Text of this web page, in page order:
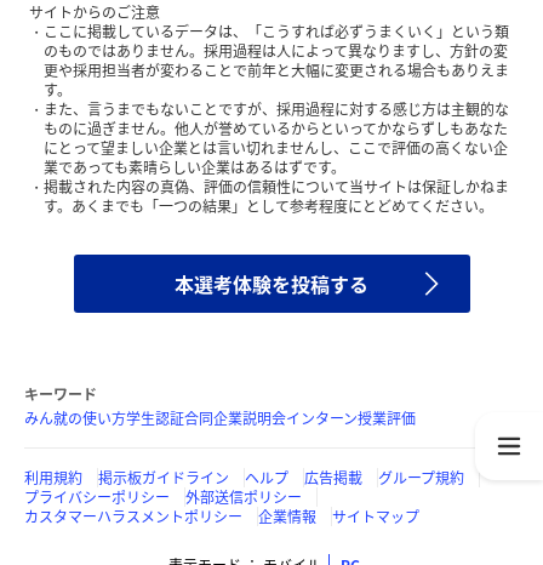
サイトからのご注意
ここに掲載しているデータは、「こうすれば必ずうまくいく」という類
のものではありません。採用過程は人によって異なりますし、方針の変
更や採用担当者が変わることで前年と大幅に変更される場合もありえま
す。
また、言うまでもないことですが、採用過程に対する感じ方は主観的な
ものに過ぎません。他人が誉めているからといってかならずしもあなた
にとって望ましい企業とは言い切れませんし、ここで評価の高くない企
業であっても素晴らしい企業はあるはずです。
掲載された内容の真偽、評価の信頼性について当サイトは保証しかねま
す。あくまでも「一つの結果」として参考程度にとどめてください。
本選考体験を投稿する
キーワード
みん就の使い方学生認証合同企業説明会インターン授業評価
利用規約 掲示板ガイドライン ヘルプ 広告掲載
グループ規約
プライバシーポリシー
外部送信ポリシー
カスタマーハラスメントポリシー
企業情報 サイトマップ